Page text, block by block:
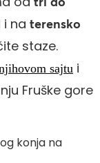
na terensko
staze.
sajtu i
Fruške gore